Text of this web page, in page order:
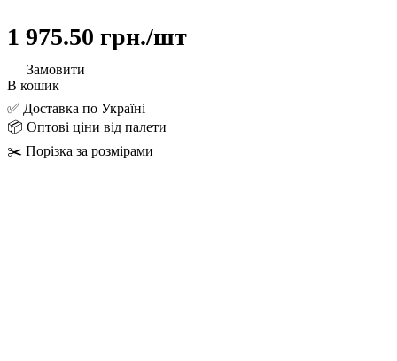
1 975.50 грн./шт
Замовити
В кошик
✅ Доставка по Україні
📦 Оптові ціни від палети
✂️ Порізка за розмірами